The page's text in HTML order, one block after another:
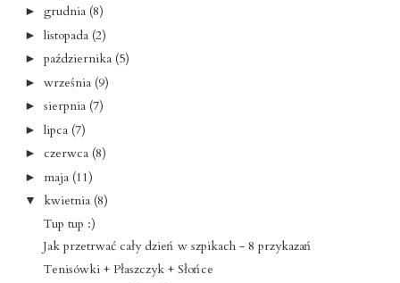
► grudnia (8)
► listopada (2)
► października (5)
► września (9)
► sierpnia (7)
► lipca (7)
► czerwca (8)
► maja (11)
▼ kwietnia (8)
Tup tup :)
Jak przetrwać cały dzień w szpikach - 8 przykazań
Tenisówki + Płaszczyk + Słońce